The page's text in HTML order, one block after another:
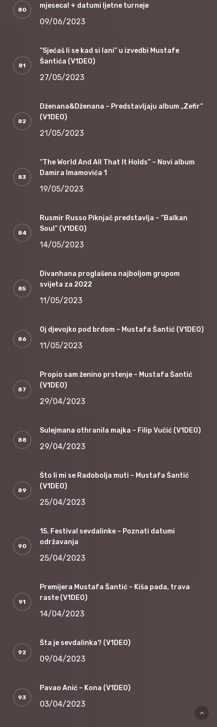
mjeseca! + datumi ljetne turneje
09/06/2023
“Sjećaš li se kad si lani” u izvedbi Mustafe
Šantića (V1DEO)
27/05/2023
Dženana&Dženana – Predstavljaju album „Zefir“
(V1DEO)
21/05/2023
“The World And All That It Holds” – Novi album
Damira Imamovića 1
19/05/2023
Rusmir Russo Piknjač predstavlja – “Balkan
Soul” (V1DEO)
14/05/2023
Divanhana proglašena najboljom grupom
svijeta za 2022
11/05/2023
Oj djevojko pod brdom – Mustafa Šantić (V1DEO)
11/05/2023
Propio sam ženino prstenje – Mustafa Šantić
(V1DEO)
29/04/2023
Sulejmana othranila majka – Filip Vučić (V1DEO)
29/04/2023
Što li mi se Radobolja muti – Mustafa Šantić
(V1DEO)
25/04/2023
15. Festival sevdalinke – Poznati datumi
održavanja
25/04/2023
Premijera Mustafa Šantić – Kiša pada, trava
raste (V1DEO)
14/04/2023
Šta je sevdalinka? (V1DEO)
09/04/2023
Pavao Anić – Kona (V1DEO)
03/04/2023